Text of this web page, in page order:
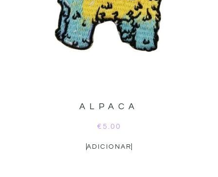
ALPACA
€ 5.00
ADICIONAR